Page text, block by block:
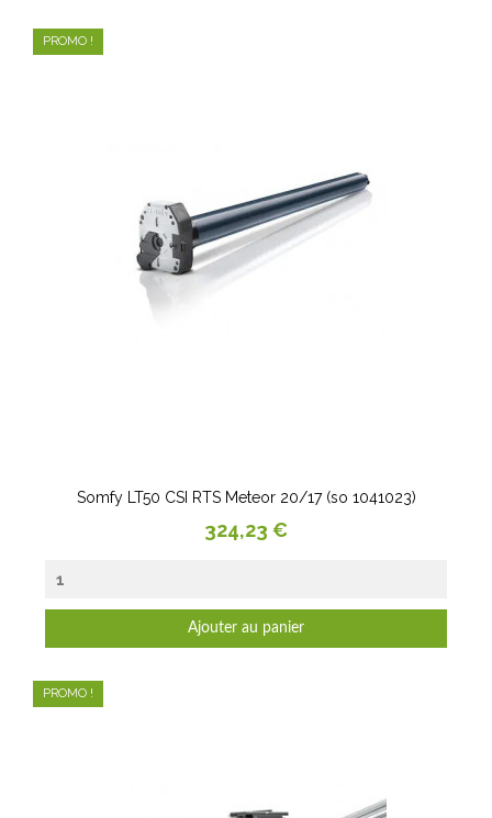
Somfy LT50 CSI RTS Meteor 20/17 (so 1041023)
Prix
324,23 €
Ajouter au panier
PROMO !
PROMO !